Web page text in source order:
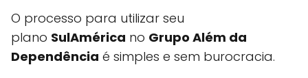
O processo para utilizar seu
plano SulAmérica no Grupo Além da
Dependência é simples e sem burocracia.